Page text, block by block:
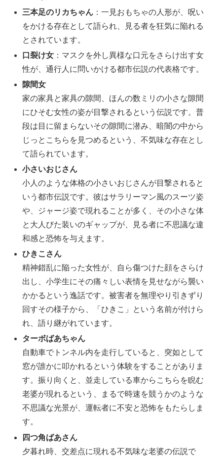
三本足のリカちゃん ：一見おもちゃの人形が、呪い
をかける存在として語られ、見る者を狂気に陥れる
とされています。
口裂け女 ：マスクを外し異様な口元をさらけ出す女
性が、通行人に問いかける都市伝説の代表格です。
隙間女
家の家具と家具の隙間、ほんの数ミリの小さな隙間
にひそむ女性の姿が目撃されるという伝説です。普
段は目に留まらないその隙間に潜み、暗闇の中から
じっとこちらを見つめるという、不気味な存在とし
て語られています。
小さいおじさん
小人のような体格の小さいおじさんが目撃されると
いう都市伝説です。彼はサラリーマン風のスーツ姿
や、ジャージ姿で現れることが多く、その小さな体
と大人びた装いのギャップが、見る者に不思議な違
和感と恐怖を与えます。
ひきこさん
精神錯乱に陥った女性が、自ら傷つけた顔をさらけ
出し、小学生にその痛々しい表情を見せながら襲い
かかるという逸話です。被害者を無理やり引きずり
回すその様子から、「ひきこ」という名前が付けら
れ、語り継がれています。
ターボばあちゃん
自動車でトンネル内を走行していると、突如として
窓が誰かに叩かれるという体験をすることがありま
す。振り向くと、並走している車からこちらを睨む
老婆が現れるという、まるで時速を競うかのような
不思議な光景が、運転者に不安と恐怖をもたらしま
す。
四つ角ばあさん
夕暮れ時、交差点に現れる不気味な老婆の伝説で